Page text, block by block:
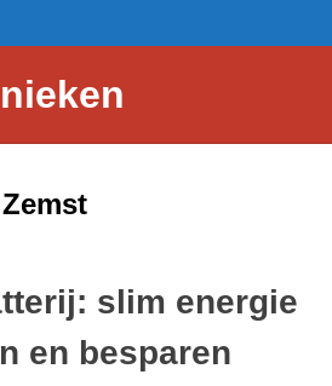
slim energie
en besparen